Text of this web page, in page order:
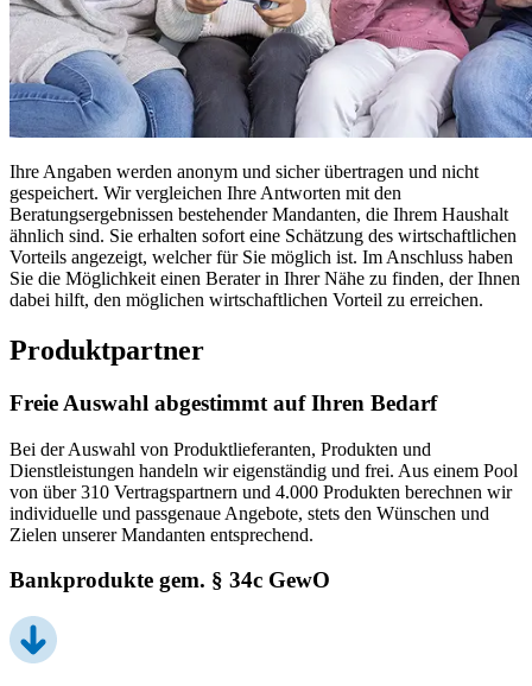
Ihre Angaben werden anonym und sicher übertragen und nicht
gespeichert. Wir vergleichen Ihre Antworten mit den
Beratungsergebnissen bestehender Mandanten, die Ihrem Haushalt
ähnlich sind. Sie erhalten sofort eine Schätzung des wirtschaftlichen
Vorteils angezeigt, welcher für Sie möglich ist. Im Anschluss haben
Sie die Möglichkeit einen Berater in Ihrer Nähe zu finden, der Ihnen
dabei hilft, den möglichen wirtschaftlichen Vorteil zu erreichen.
Produktpartner
Freie Auswahl abgestimmt auf Ihren Bedarf
Bei der Auswahl von Produktlieferanten, Produkten und
Dienstleistungen handeln wir eigenständig und frei. Aus einem Pool
von über 310 Vertragspartnern und 4.000 Produkten berechnen wir
individuelle und passgenaue Angebote, stets den Wünschen und
Zielen unserer Mandanten entsprechend.
Bankprodukte gem. § 34c GewO